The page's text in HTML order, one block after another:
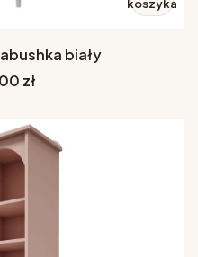
koszyka
biały
zł